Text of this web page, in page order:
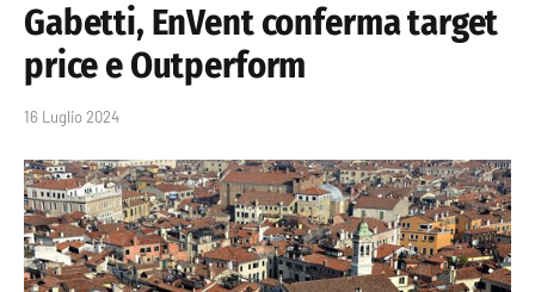
Gabetti, EnVent conferma target
price e Outperform
16 Luglio 2024